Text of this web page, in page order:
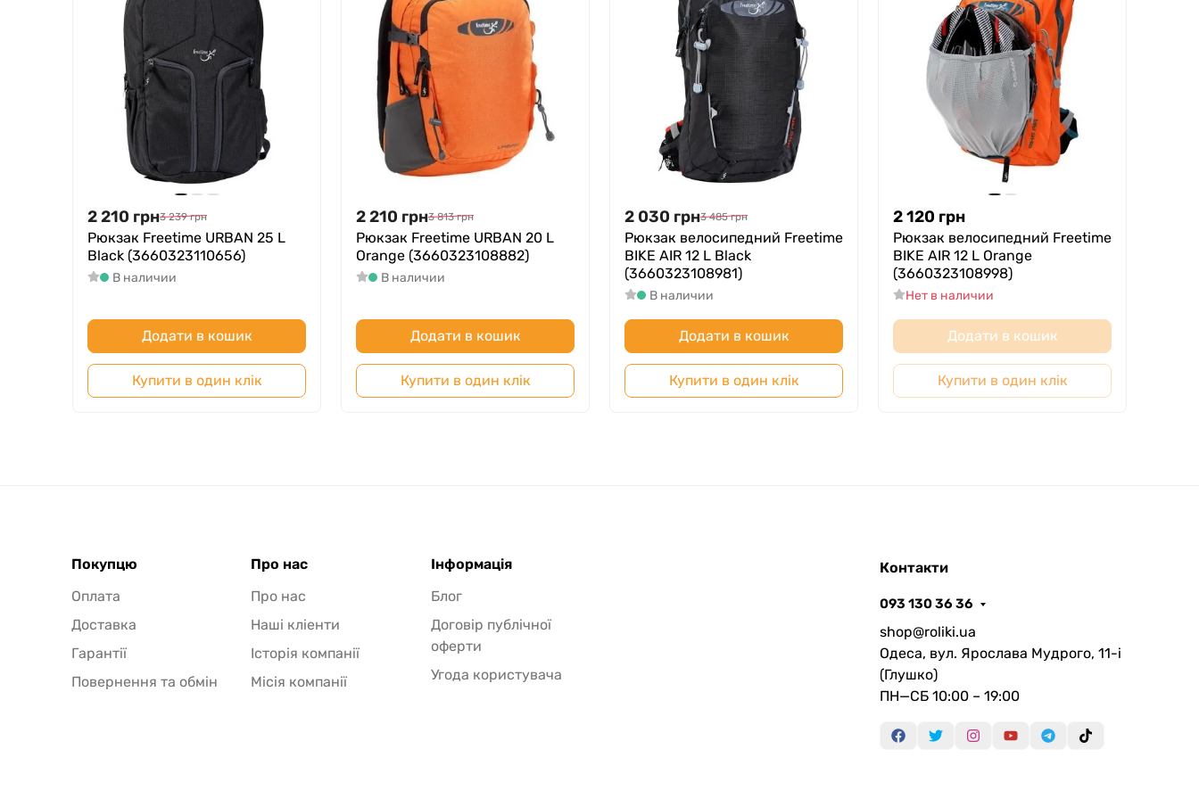
Ідеальне поєднання місткості та компактності.
Комплектність з органайзером та спеціальними кишенями для гаджетів.
Легка вага і продумана конструкція для затребуваних міських і туристичних потреб.
Виробництво бренду, зареєстрованого у Франції, що додає особливу увагу до деталей.
Придбати та перевірити модель Freetime URBAN 25 L можна на сайті roliki.ua – у магазині, де поєднуються якість і зручність вибору.
2 210 грн3 239 грн
Рюкзак Freetime URBAN 25 L
Black (3660323110656)
В наличии
Додати в кошик
Купити в один клік
2 210 грн3 813 грн
Рюкзак Freetime URBAN 20 L
Orange (3660323108882)
В наличии
Додати в кошик
Купити в один клік
2 030 грн3 485 грн
Рюкзак велосипедний Freetime
BIKE AIR 12 L Black
(3660323108981)
В наличии
Додати в кошик
Купити в один клік
2 120 грн
Рюкзак велосипедний Freetime
BIKE AIR 12 L Orange
(3660323108998)
Нет в наличии
Додати в кошик
Купити в один клік
Покупцю
Оплата
Доставка
Гарантії
Повернення та обмін
Про нас
Про нас
Наші кліенти
Історія компанії
Місія компанії
Інформація
Блог
Договір публічної
оферти
Угода користувача
Контакти
093 130 36 36
shop@roliki.ua
Одеса, вул. Ярослава Мудрого, 11-i
(Глушко)
ПН—СБ 10:00 – 19:00